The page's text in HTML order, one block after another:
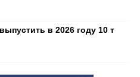
в 2026 году 10 т